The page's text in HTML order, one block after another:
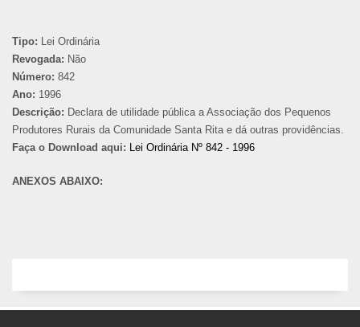
Tipo: Lei Ordinária
Revogada: Não
Número: 842
Ano: 1996
Descrição: Declara de utilidade pública a Associação dos Pequenos
Produtores Rurais da Comunidade Santa Rita e dá outras providências.
Faça o Download aqui: Lei Ordinária Nº 842 - 1996
ANEXOS ABAIXO: